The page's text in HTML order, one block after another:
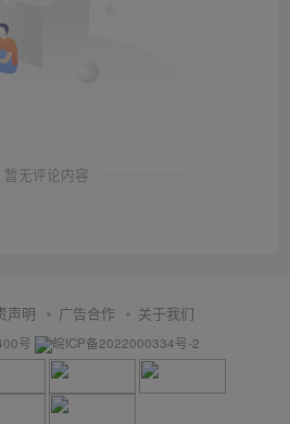
暂无评论内容
声明 广告合作 关于我们
号 皖ICP备2022000334号-2